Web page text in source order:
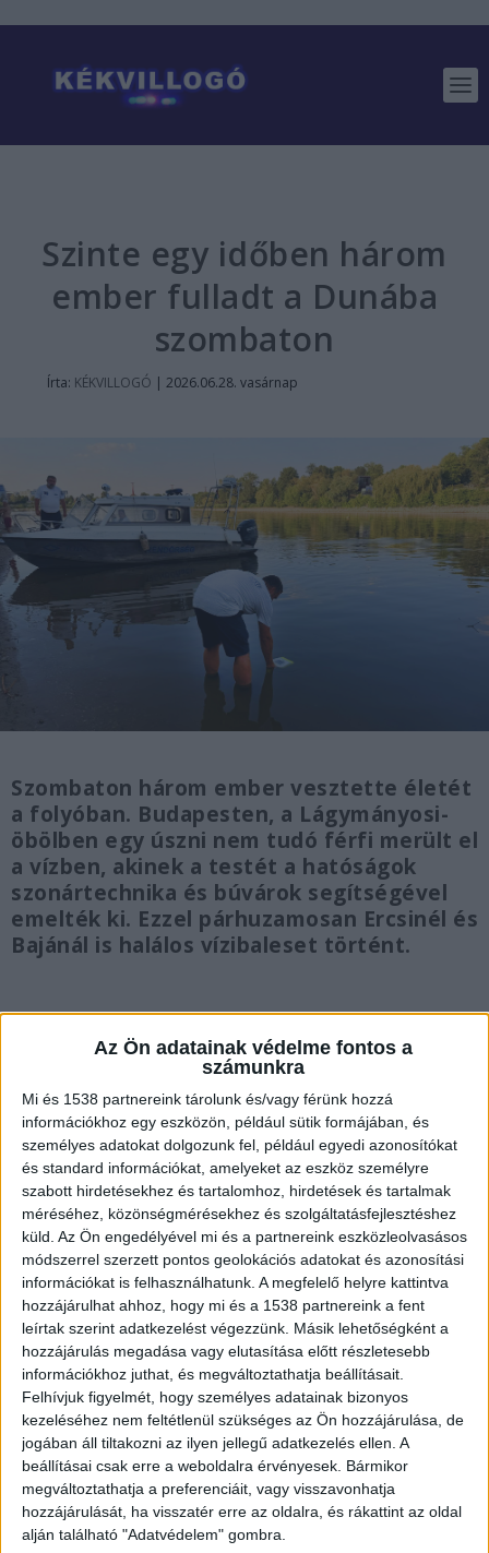
Az Ön adatainak védelme fontos a
számunkra
Mi és 1538 partnereink tárolunk és/vagy férünk hozzá
információkhoz egy eszközön, például sütik formájában, és
személyes adatokat dolgozunk fel, például egyedi azonosítókat
és standard információkat, amelyeket az eszköz személyre
szabott hirdetésekhez és tartalomhoz, hirdetések és tartalmak
méréséhez, közönségmérésekhez és szolgáltatásfejlesztéshez
küld. Az Ön engedélyével mi és a partnereink eszközleolvasásos
módszerrel szerzett pontos geolokációs adatokat és azonosítási
információkat is felhasználhatunk. A megfelelő helyre kattintva
hozzájárulhat ahhoz, hogy mi és a 1538 partnereink a fent
leírtak szerint adatkezelést végezzünk. Másik lehetőségként a
hozzájárulás megadása vagy elutasítása előtt részletesebb
információkhoz juthat, és megváltoztathatja beállításait.
Felhívjuk figyelmét, hogy személyes adatainak bizonyos
kezeléséhez nem feltétlenül szükséges az Ön hozzájárulása, de
jogában áll tiltakozni az ilyen jellegű adatkezelés ellen. A
beállításai csak erre a weboldalra érvényesek. Bármikor
megváltoztathatja a preferenciáit, vagy visszavonhatja
hozzájárulását, ha visszatér erre az oldalra, és rákattint az oldal
alján található "Adatvédelem" gombra.
Szinte egy időben három
ember fulladt a Dunába
szombaton
Írta: KÉKVILLOGÓ | 2026.06.28. vasárnap
Szombaton három ember vesztette életét
a folyóban. Budapesten, a Lágymányosi-
öbölben egy úszni nem tudó férfi merült el
a vízben, akinek a testét a hatóságok
szonártechnika és búvárok segítségével
emelték ki. Ezzel párhuzamosan Ercsinél és
Bajánál is halálos vízibaleset történt.
Búvárok hozták fel a holttestet
Szonártechnika és búvárok bevonásával hozták
felszínre szombat délután egy férfi holttestét a
budapesti Lágymányosi-öbölben. Az áldozat a
parttól mintegy nyolc-tíz méterre merült el a
vízben, ahol a BRFK Budapesti Rendőr-
főkapitányság Dunai Vízirendészeti
Rendőrkapitányság munkatársai a
mentőcsapatokkal közösen azonnal megkezdték
a felkutatását.A Kékvillogó legfrissebb híreit ide
kattintva éred el! A Facebookon már 342 ezernél
is többen követnek minket.